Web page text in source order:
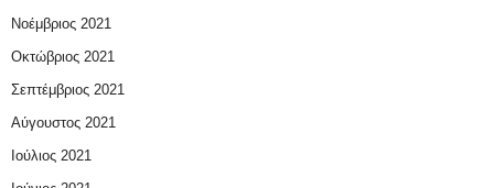
Νοέμβριος 2021
Οκτώβριος 2021
Σεπτέμβριος 2021
Αύγουστος 2021
Ιούλιος 2021